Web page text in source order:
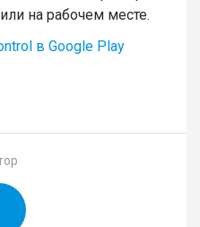
на рабочем месте.
в Google Play